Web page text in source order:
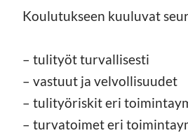
Koulutukseen kuuluvat
– tulityöt turvallisesti
– vastuut ja velvollisuudet
– tulityöriskit eri
– turvatoimet eri